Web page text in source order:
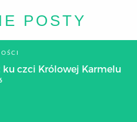
POSTY
czci Królowej Karmelu